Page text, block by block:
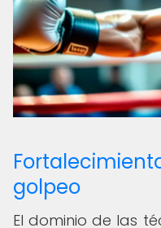
golpeo
El dominio de las